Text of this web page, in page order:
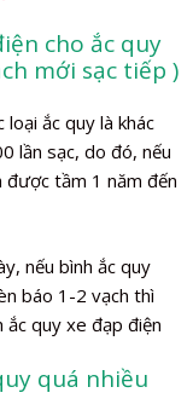
cho ắc quy
mới sạc tiếp )
loại ắc quy là khác
lần sạc, do đó, nếu
được tầm 1 năm đến
nếu bình ắc quy
báo 1-2 vạch thì
quy xe đạp điện
quá nhiều